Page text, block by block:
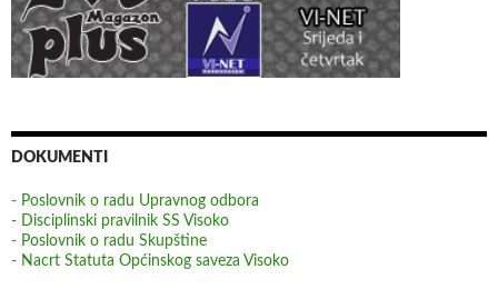
DOKUMENTI
- Poslovnik o radu Upravnog odbora
- Disciplinski pravilnik SS Visoko
- Poslovnik o radu Skupštine
- Nacrt Statuta Općinskog saveza Visoko